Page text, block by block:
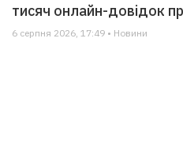
тисяч онлайн-довідок
6 серпня 2026, 17:49 • Новини